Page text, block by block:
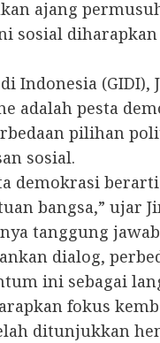
ajang
sosial
Indonesia
adalah pesta
pilihan
sosial.
demokrasi
bangsa,” ujar
tanggung
dialog,
ini sebagai
fokus
ditunjukkan